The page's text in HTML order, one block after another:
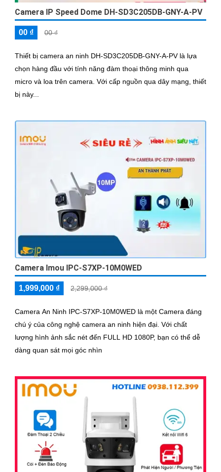
Camera IP Speed Dome DH-SD3C205DB-GNY-A-PV
00 ₫ 00 ₫
Thiết bị camera an ninh DH-SD3C205DB-GNY-A-PV là lựa
chọn hàng đầu với tính năng đàm thoại thông minh qua
micro và loa trên camera. Với cấp nguồn qua dây mạng, thiết
bị này...
Camera Imou IPC-S7XP-10M0WED
1,999,000 ₫ 2,299,000 ₫
Camera An Ninh IPC-S7XP-10M0WED là một Camera đáng
chú ý của công nghệ camera an ninh hiện đại. Với chất
lượng hình ảnh sắc nét đến FULL HD 1080P, bạn có thể dễ
dàng quan sát mọi góc nhìn